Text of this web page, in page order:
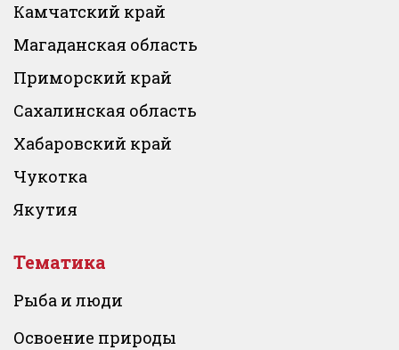
Камчатский край
Магаданская область
Приморский край
Сахалинская область
Хабаровский край
Чукотка
Якутия
Тематика
Рыба и люди
Освоение природы